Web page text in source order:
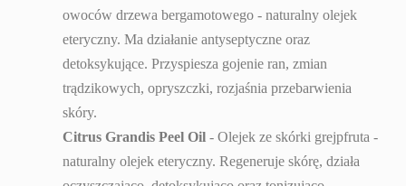
owoców drzewa bergamotowego - naturalny olejek
eteryczny. Ma działanie antyseptyczne oraz
detoksykujące. Przyspiesza gojenie ran, zmian
trądzikowych, opryszczki, rozjaśnia przebarwienia
skóry.
Citrus Grandis Peel Oil - Olejek ze skórki grejpfruta -
naturalny olejek eteryczny. Regeneruje skórę, działa